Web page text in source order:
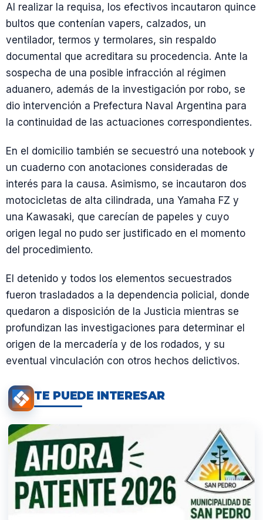
Al realizar la requisa, los efectivos incautaron quince
bultos que contenían vapers, calzados, un
ventilador, termos y termolares, sin respaldo
documental que acreditara su procedencia. Ante la
sospecha de una posible infracción al régimen
aduanero, además de la investigación por robo, se
dio intervención a Prefectura Naval Argentina para
la continuidad de las actuaciones correspondientes.
En el domicilio también se secuestró una notebook y
un cuaderno con anotaciones consideradas de
interés para la causa. Asimismo, se incautaron dos
motocicletas de alta cilindrada, una Yamaha FZ y
una Kawasaki, que carecían de papeles y cuyo
origen legal no pudo ser justificado en el momento
del procedimiento.
El detenido y todos los elementos secuestrados
fueron trasladados a la dependencia policial, donde
quedaron a disposición de la Justicia mientras se
profundizan las investigaciones para determinar el
origen de la mercadería y de los rodados, y su
eventual vinculación con otros hechos delictivos.
TE PUEDE INTERESAR